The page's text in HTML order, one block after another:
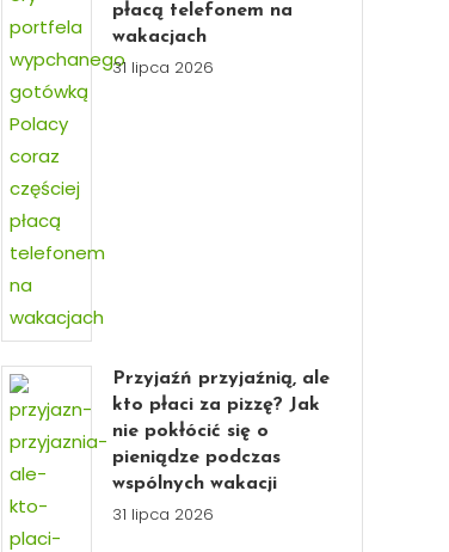
płacą telefonem na
wakacjach
31 lipca 2026
Przyjaźń przyjaźnią, ale
kto płaci za pizzę? Jak
nie pokłócić się o
pieniądze podczas
wspólnych wakacji
31 lipca 2026